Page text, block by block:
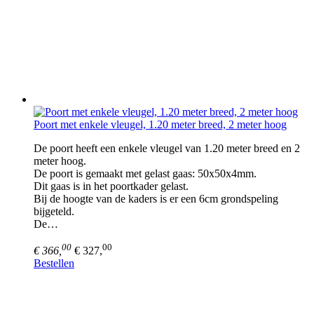
Poort met enkele vleugel, 1.20 meter breed, 2 meter hoog
De poort heeft een enkele vleugel van 1.20 meter breed en 2
meter hoog.
De poort is gemaakt met gelast gaas: 50x50x4mm.
Dit gaas is in het poortkader gelast.
Bij de hoogte van de kaders is er een 6cm grondspeling
bijgeteld.
De…
€ 366, 00 € 327,00
Bestellen